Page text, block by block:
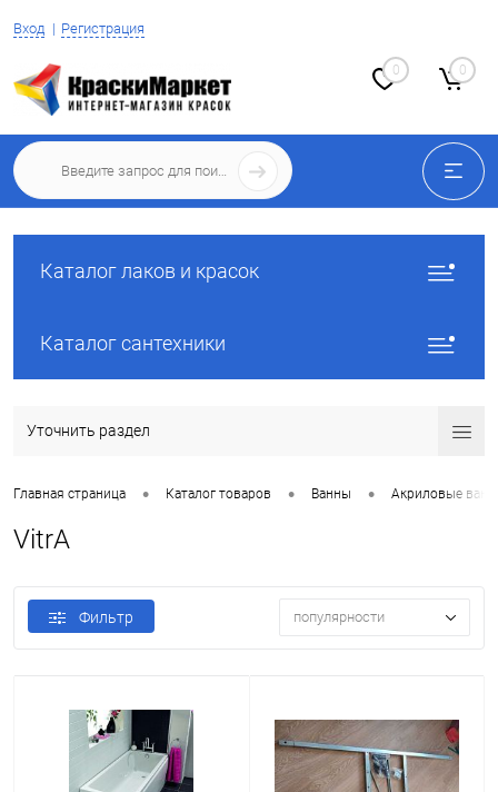
Вход Регистрация
0 0
Каталог лаков и красок
Каталог сантехники
Уточнить раздел
Главная страница • Каталог товаров • Ванны • Акриловые
VitrA
Фильтр популярности